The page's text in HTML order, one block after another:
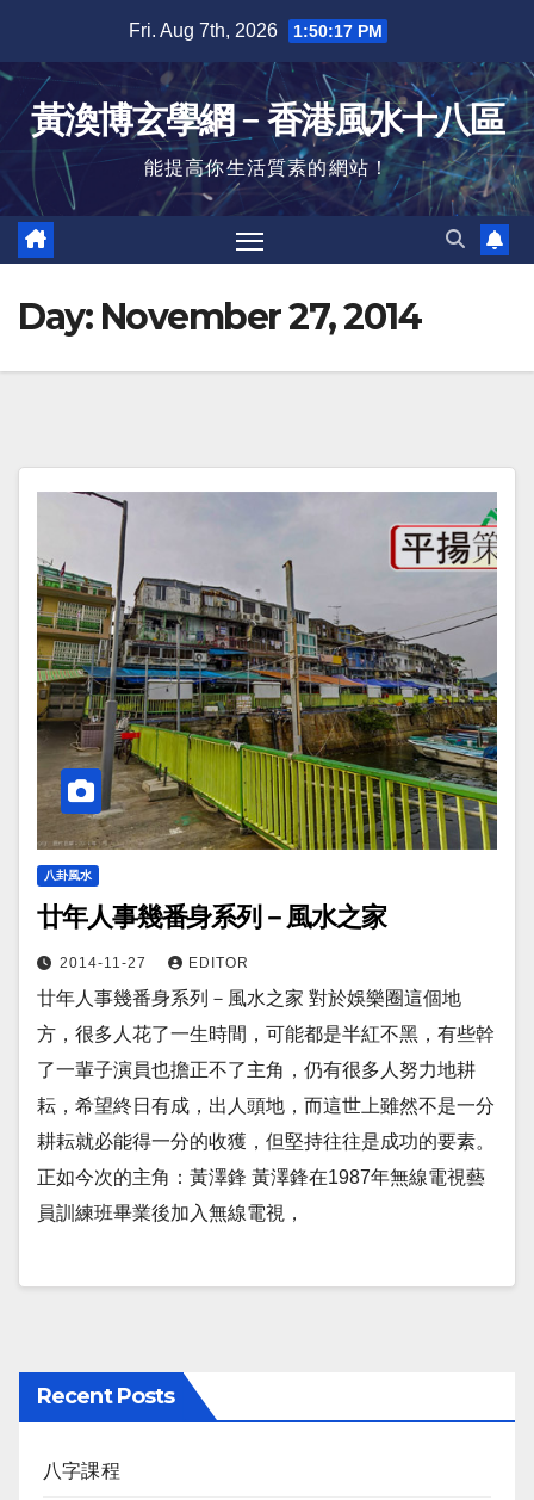
content
Fri. Aug 7th, 2026 1:50:18 PM
黃渙博玄學網﹣香港風水十八區
能提高你生活質素的網站！
Day: November 27, 2014
八卦風水
廿年人事幾番身系列－風水之家
2014-11-27 EDITOR
廿年人事幾番身系列－風水之家 對於娛樂圈這個地
方，很多人花了一生時間，可能都是半紅不黑，有些幹
了一輩子演員也擔正不了主角，仍有很多人努力地耕
耘，希望終日有成，出人頭地，而這世上雖然不是一分
耕耘就必能得一分的收獲，但堅持往往是成功的要素。
正如今次的主角：黃澤鋒 黃澤鋒在1987年無線電視藝
員訓練班畢業後加入無線電視，
Recent Posts
八字課程